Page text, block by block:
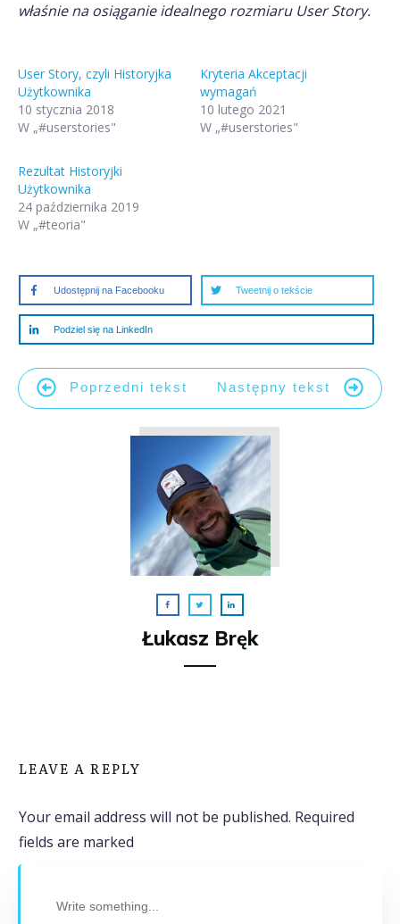
właśnie na osiąganie idealnego rozmiaru User Story.
User Story, czyli Historyjka
Użytkownika
10 stycznia 2018
W „#userstories"
Kryteria Akceptacji
wymagań
10 lutego 2021
W „#userstories"
Rezultat Historyjki
Użytkownika
24 października 2019
W „#teoria"
Udostępnij na Facebooku Tweetnij o tekście
Podziel się na LinkedIn
Poprzedni tekst Następny tekst
Łukasz Bręk
LEAVE A REPLY
Your email address will not be published. Required
fields are marked